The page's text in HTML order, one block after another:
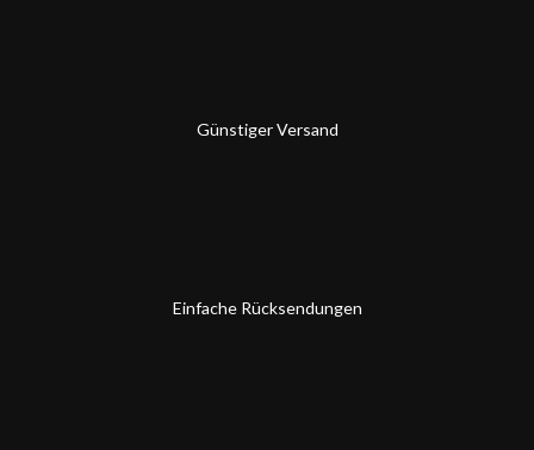
Günstiger Versand
Einfache Rücksendungen